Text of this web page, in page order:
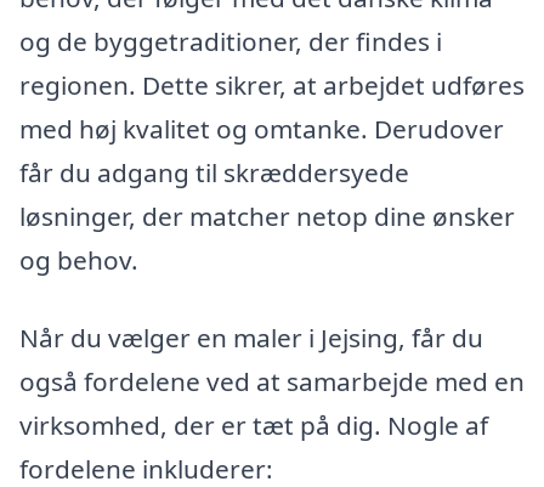
og de byggetraditioner, der findes i
regionen. Dette sikrer, at arbejdet udføres
med høj kvalitet og omtanke. Derudover
får du adgang til skræddersyede
løsninger, der matcher netop dine ønsker
og behov.
Når du vælger en maler i Jejsing, får du
også fordelene ved at samarbejde med en
virksomhed, der er tæt på dig. Nogle af
fordelene inkluderer: